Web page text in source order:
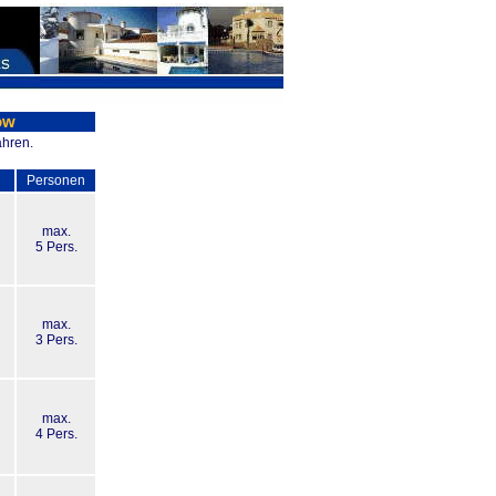
Personen
max.
5 Pers.
max.
3 Pers.
max.
4 Pers.